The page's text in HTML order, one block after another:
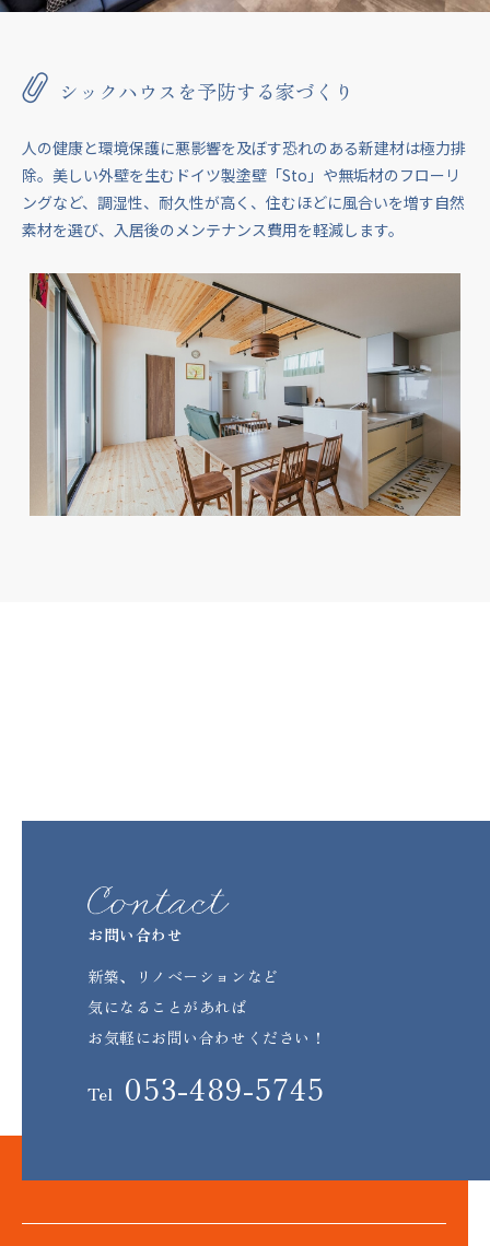
シックハウスを予防する家づくり
人の健康と環境保護に悪影響を及ぼす恐れのある新建材は極力排
除。美しい外壁を生むドイツ製塗壁「Sto」や無垢材のフローリ
ングなど、調湿性、耐久性が高く、住むほどに風合いを増す自然
素材を選び、入居後のメンテナンス費用を軽減します。
お問い合わせ
新築、リノベーションなど
気になることがあれば
お気軽にお問い合わせください！
Tel 053-489-5745